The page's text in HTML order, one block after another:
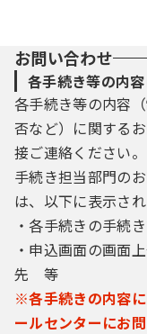
お問い合わせ
各手続き等の内
各手続き等の内容
否など）に関する
接ご連絡ください。
手続き担当部門の
は、以下に表示さ
・各手続きの手続
・申込画面の画面
先 等
※各手続きの内容
ールセンターにお